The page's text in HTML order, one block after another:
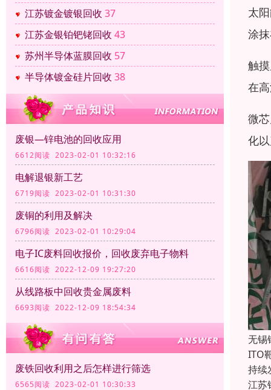
江苏镀金镀银回收 37
江苏金银铂钯铑回收 43
苏州半导体蓝膜回收 57
半导体镀金硅片回收 38
废银—锌电池的回收应用
6612阅读 2023-02-01 10:32:16
电解退银新工艺
6719阅读 2023-02-01 10:31:30
废铜的利用及解决
6796阅读 2023-02-01 10:29:04
电子IC废料回收报价，回收废弃电子物料
6616阅读 2022-12-09 19:27:20
从线路板中回收贵金属废料
6693阅读 2022-12-09 18:54:34
废铁回收利用之后怎样进行筛选
6565阅读 2023-02-01 10:30:33
太
涂
触
在
微
化
无锡
ITO
持续
江苏